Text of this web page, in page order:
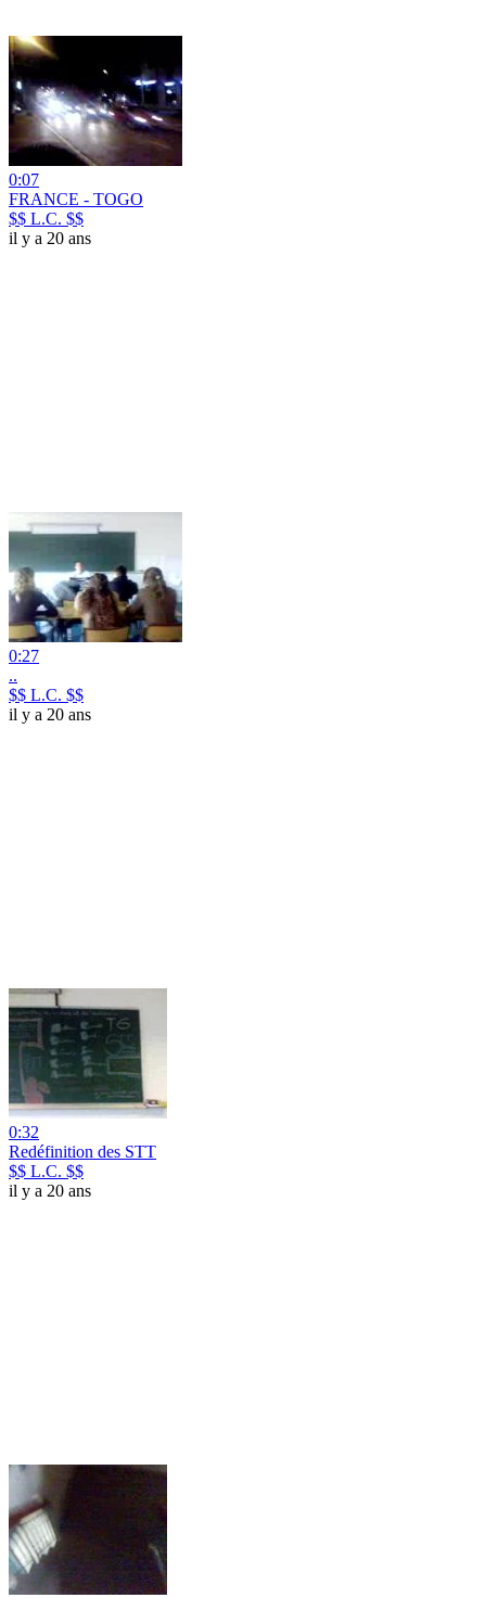
0:07
FRANCE - TOGO
$$ L.C. $$
il y a 20 ans
0:27
..
$$ L.C. $$
il y a 20 ans
0:32
Redéfinition des STT
$$ L.C. $$
il y a 20 ans